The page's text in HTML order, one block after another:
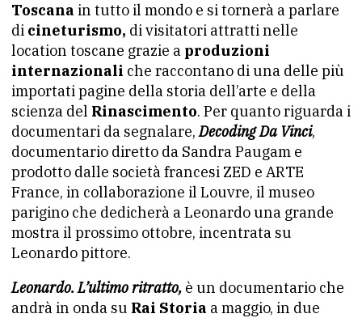
Toscana in tutto il mondo e si tornerà a parlare
di cineturismo, di visitatori attratti nelle
location toscane grazie a produzioni
internazionali che raccontano di una delle più
importati pagine della storia dell’arte e della
scienza del Rinascimento. Per quanto riguarda i
documentari da segnalare,Decoding Da Vinci,
documentario diretto da Sandra Paugam e
prodotto dalle società francesi ZED e ARTE
France, in collaborazione il Louvre, il museo
parigino che dedicherà a Leonardo una grande
mostra il prossimo ottobre, incentrata su
Leonardo pittore.
Leonardo. L’ultimo ritratto, è un documentario che
andrà in onda su Rai Storia a maggio, in due